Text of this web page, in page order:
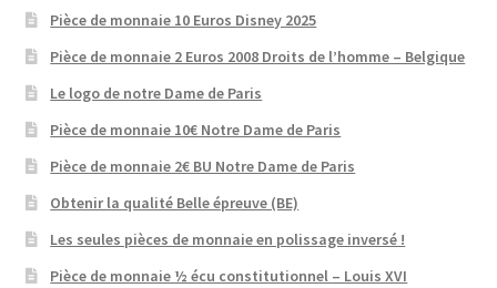
Pièce de monnaie 10 Euros Disney 2025
Pièce de monnaie 2 Euros 2008 Droits de l’homme – Belgique
Le logo de notre Dame de Paris
Pièce de monnaie 10€ Notre Dame de Paris
Pièce de monnaie 2€ BU Notre Dame de Paris
Obtenir la qualité Belle épreuve (BE)
Les seules pièces de monnaie en polissage inversé !
Pièce de monnaie ½ écu constitutionnel – Louis XVI